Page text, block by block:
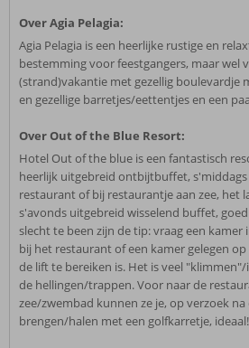
Over Agia Pelagia:
Agia Pelagia is een heerlijke rustige en
bestemming voor feestgangers, maar wel
(strand)vakantie met gezellig boulevardje
en gezellige barretjes/eettentjes en een
Over Out of the Blue Resort:
Hotel Out of the blue is een fantastisch
heerlijk uitgebreid ontbijtbuffet,
restaurant of bij restaurantje aan zee, het
s'avonds uitgebreid wisselend buffet,
slecht te been zijn de tip: vraag een
bij het restaurant of een kamer gelegen
de lift te bereiken is. Het is veel
de hellingen/trappen. Voor naar de
zee/zwembad kunnen ze je, op verzoek na
brengen/halen met een golfkarretje, ideaal!